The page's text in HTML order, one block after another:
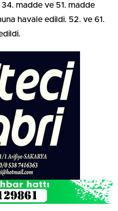
madde ve 51. madde
havale edildi. 52. ve 61.